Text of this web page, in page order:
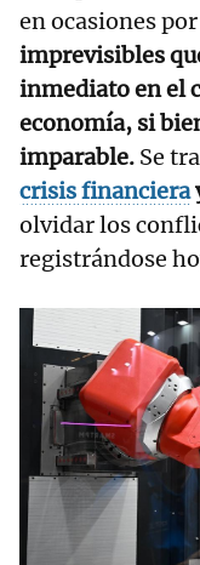
en ocasiones por
imprevisibles
inmediato en el
economía, si
imparable. Se
crisis financiera
olvidar los
registrándose